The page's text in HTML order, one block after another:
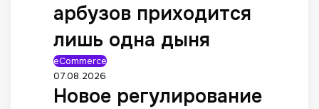
арбузов приходится
лишь одна дыня
eCommerce
07.08.2026
Новое регулирование